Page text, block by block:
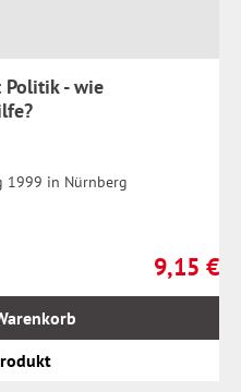
- wie
1999 in Nürnberg
Regulärer
9,15 €